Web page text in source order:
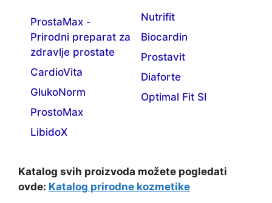
ProstaMax -
Prirodni preparat za
zdravlje prostate
CardioVita
GlukoNorm
ProstoMax
LibidoX
Nutrifit
Biocardin
Prostavit
Diaforte
Optimal Fit SI
Katalog svih proizvoda možete pogledati
ovde: Katalog prirodne kozmetike